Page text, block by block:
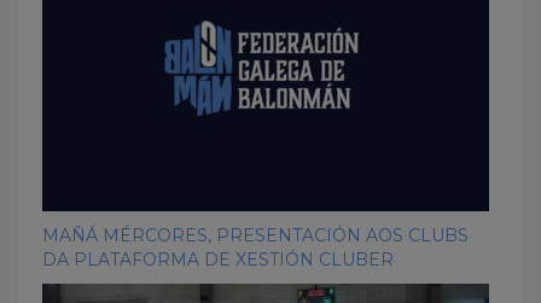
MAÑÁ MÉRCORES, PRESENTACIÓN AOS CLUBS
DA PLATAFORMA DE XESTIÓN CLUBER